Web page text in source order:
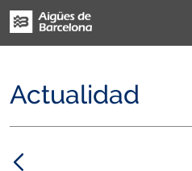
Actualidad